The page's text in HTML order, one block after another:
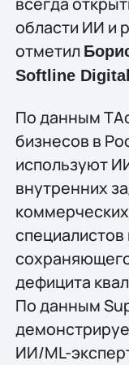
области ИИ и
отметил
Softline
По данным
бизнесов в
используют
внутренних
дефицита
По данным
ИИ/ML-